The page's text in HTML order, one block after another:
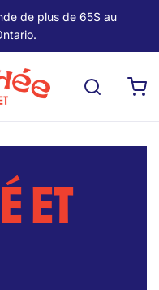
de plus de 65$ au
ET